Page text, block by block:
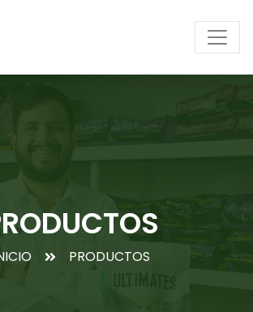
PRODUCTOS